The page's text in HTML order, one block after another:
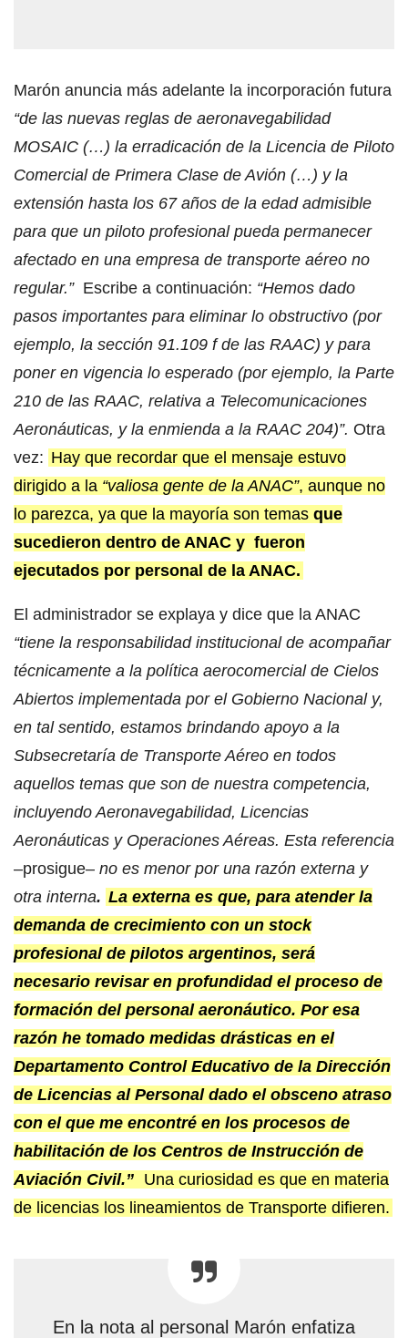
Marón anuncia más adelante la incorporación futura
“de las nuevas reglas de aeronavegabilidad
MOSAIC (…) la erradicación de la Licencia de Piloto
Comercial de Primera Clase de Avión (…) y la
extensión hasta los 67 años de la edad admisible
para que un piloto profesional pueda permanecer
afectado en una empresa de transporte aéreo no
regular.” Escribe a continuación: “Hemos dado
pasos importantes para eliminar lo obstructivo (por
ejemplo, la sección 91.109 f de las RAAC) y para
poner en vigencia lo esperado (por ejemplo, la Parte
210 de las RAAC, relativa a Telecomunicaciones
Aeronáuticas, y la enmienda a la RAAC 204)”. Otra
vez: Hay que recordar que el mensaje estuvo
dirigido a la “valiosa gente de la ANAC”, aunque no
lo parezca, ya que la mayoría son temas que
sucedieron dentro de ANAC y fueron
ejecutados por personal de la ANAC.
El administrador se explaya y dice que la ANAC
“tiene la responsabilidad institucional de acompañar
técnicamente a la política aerocomercial de Cielos
Abiertos implementada por el Gobierno Nacional y,
en tal sentido, estamos brindando apoyo a la
Subsecretaría de Transporte Aéreo en todos
aquellos temas que son de nuestra competencia,
incluyendo Aeronavegabilidad, Licencias
Aeronáuticas y Operaciones Aéreas. Esta referencia
–prosigue– no es menor por una razón externa y
otra interna. La externa es que, para atender la
demanda de crecimiento con un stock
profesional de pilotos argentinos, será
necesario revisar en profundidad el proceso de
formación del personal aeronáutico. Por esa
razón he tomado medidas drásticas en el
Departamento Control Educativo de la Dirección
de Licencias al Personal dado el obsceno atraso
con el que me encontré en los procesos de
habilitación de los Centros de Instrucción de
Aviación Civil.” Una curiosidad es que en materia
de licencias los lineamientos de Transporte difieren.
En la nota al personal Marón enfatiza